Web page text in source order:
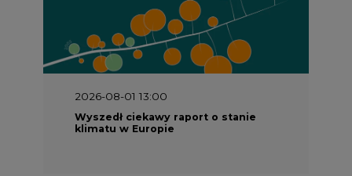
2026-08-01 13:00
Wyszedł ciekawy raport o stanie
klimatu w Europie